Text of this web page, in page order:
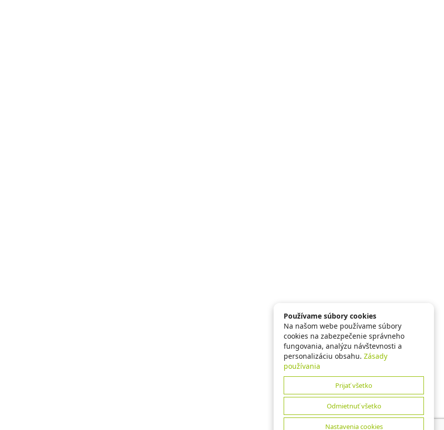
Používame súbory cookies
Na našom webe používame súbory
cookies na zabezpečenie správneho
fungovania, analýzu návštevnosti a
personalizáciu obsahu. Zásady
používania
Prijať všetko
Odmietnuť všetko
Nastavenia cookies